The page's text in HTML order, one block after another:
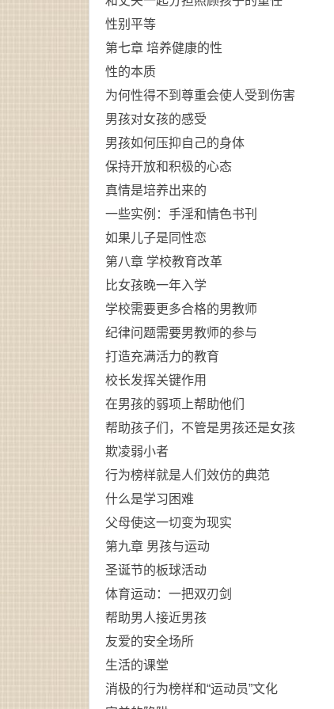
性别平等
第七章 培养健康的性
性的本质
为何性得不到尊重会使人受到伤害
男孩对女孩的感受
男孩如何压抑自己的身体
保持开放和积极的心态
真情是培养出来的
一些实例：手淫和情色书刊
如果儿子是同性恋
第八章 学校教育改革
比女孩晚一年入学
学校需要更多合格的男教师
纪律问题需要男教师的参与
打造充满活力的教育
校长发挥关键作用
在男孩的弱项上帮助他们
帮助孩子们，不管是男孩还是女孩
欺凌弱小者
行为榜样就是人们效仿的典范
什么是学习困难
父母使这一切变为现实
第九章 男孩与运动
圣诞节的板球活动
体育运动：一把双刃剑
帮助男人接近男孩
友爱的安全场所
生活的课堂
消极的行为榜样和“运动员”文化